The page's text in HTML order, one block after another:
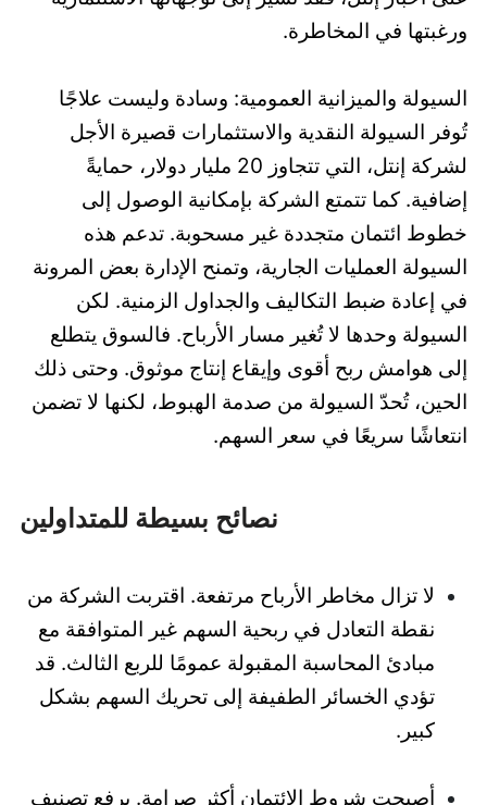
ورغبتها في المخاطرة.
السيولة والميزانية العمومية: وسادة وليست علاجًا
تُوفر السيولة النقدية والاستثمارات قصيرة الأجل
لشركة إنتل، التي تتجاوز 20 مليار دولار، حمايةً
إضافية. كما تتمتع الشركة بإمكانية الوصول إلى
خطوط ائتمان متجددة غير مسحوبة. تدعم هذه
السيولة العمليات الجارية، وتمنح الإدارة بعض المرونة
في إعادة ضبط التكاليف والجداول الزمنية. لكن
السيولة وحدها لا تُغير مسار الأرباح. فالسوق يتطلع
إلى هوامش ربح أقوى وإيقاع إنتاج موثوق. وحتى ذلك
الحين، تُحدّ السيولة من صدمة الهبوط، لكنها لا تضمن
انتعاشًا سريعًا في سعر السهم.
نصائح بسيطة للمتداولين
لا تزال مخاطر الأرباح مرتفعة. اقتربت الشركة من
نقطة التعادل في ربحية السهم غير المتوافقة مع
مبادئ المحاسبة المقبولة عمومًا للربع الثالث. قد
تؤدي الخسائر الطفيفة إلى تحريك السهم بشكل
كبير.
أصبحت شروط الائتمان أكثر صرامة. يرفع تصنيف